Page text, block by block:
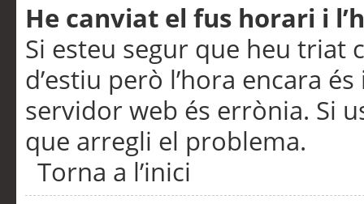
He canviat el fus horari i
Si esteu segur que heu triat
d’estiu però l’hora encara
servidor web és errònia. Si
que arregli el problema.
Torna a l’inici